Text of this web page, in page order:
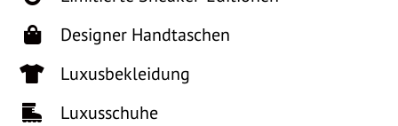
Designer Handtaschen
Luxusbekleidung
Luxusschuhe